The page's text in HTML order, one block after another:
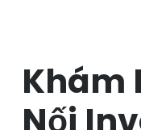
Khám
Nối